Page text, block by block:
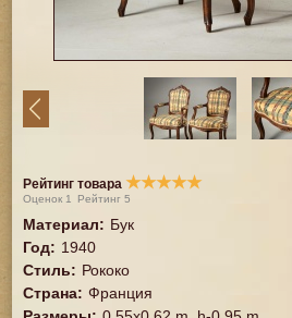
Рейтинг товара ★★★★★
Оценок 1 Рейтинг5
Материал: Бук
Год: 1940
Стиль: Рококо
Страна: Франция